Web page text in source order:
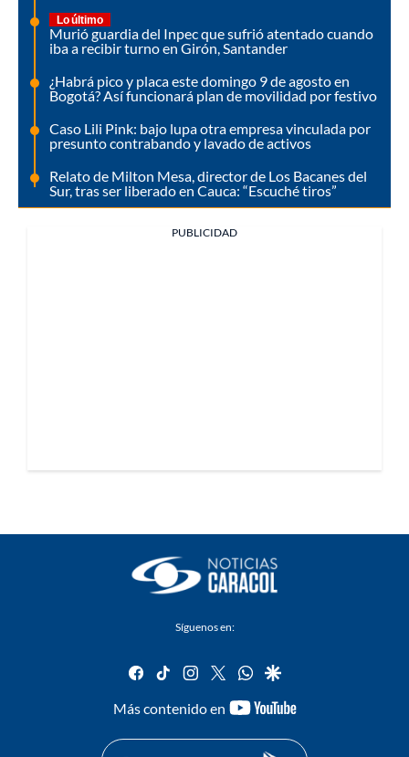
Lo último
Murió guardia del Inpec que sufrió atentado cuando
iba a recibir turno en Girón, Santander
¿Habrá pico y placa este domingo 9 de agosto en
Bogotá? Así funcionará plan de movilidad por festivo
Caso Lili Pink: bajo lupa otra empresa vinculada por
presunto contrabando y lavado de activos
Relato de Milton Mesa, director de Los Bacanes del
Sur, tras ser liberado en Cauca: “Escuché tiros”
PUBLICIDAD
Síguenos en:
facebook
tiktok instagram
twitterwhatsapp
google
Más contenido en
youtube-